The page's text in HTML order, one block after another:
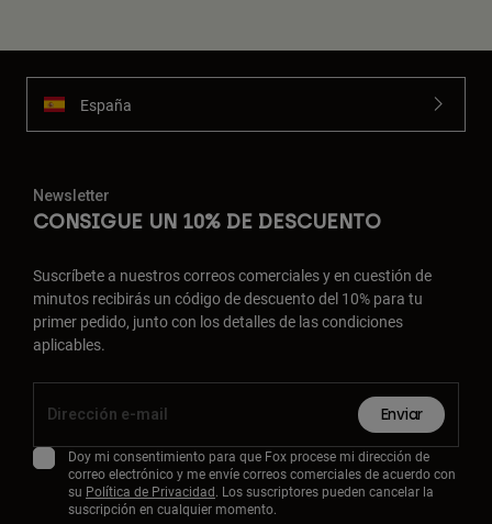
España
Newsletter
CONSIGUE UN 10% DE DESCUENTO
Suscríbete a nuestros correos comerciales y en cuestión de
minutos recibirás un código de descuento del 10% para tu
primer pedido, junto con los detalles de las condiciones
aplicables.
Enviar
Doy mi consentimiento para que Fox procese mi dirección de
correo electrónico y me envíe correos comerciales de acuerdo con
su Política de Privacidad. Los suscriptores pueden cancelar la
suscripción en cualquier momento.